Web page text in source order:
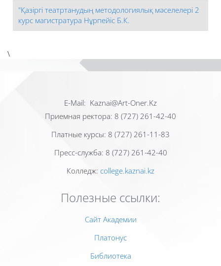
"Қазіргі театртанудың методологиялық мәселелері 2
курс магистратура Нұрпейіс Б.К.
\
Е-Mail: Kaznai@Art-Oner.Kz
Приемная ректора: 8 (727) 261-42-40
Платные курсы: 8 (727) 261-11-83
Пресс-служба: 8 (727) 261-42-40
Колледж: college.kaznai.kz
Полезные ссылки:
Сайт Академии
Платонус
Библиотека